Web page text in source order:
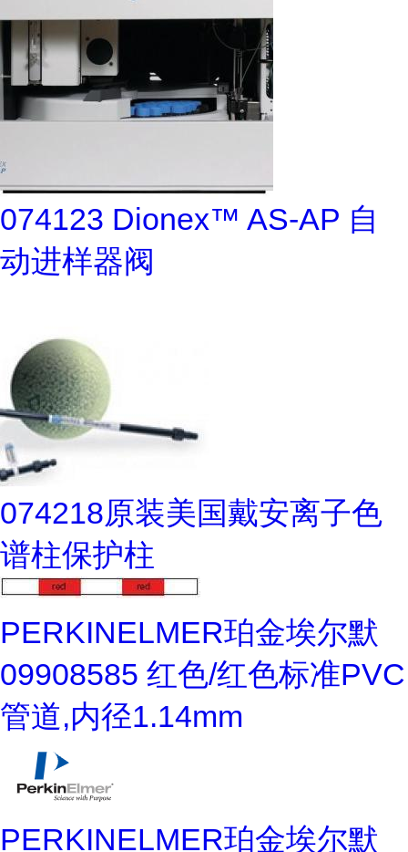
074123 Dionex™ AS-AP 自
动进样器阀
074218原装美国戴安离子色
谱柱保护柱
PERKINELMER珀金埃尔默
09908585 红色/红色标准PVC
管道,内径1.14mm
PERKINELMER珀金埃尔默